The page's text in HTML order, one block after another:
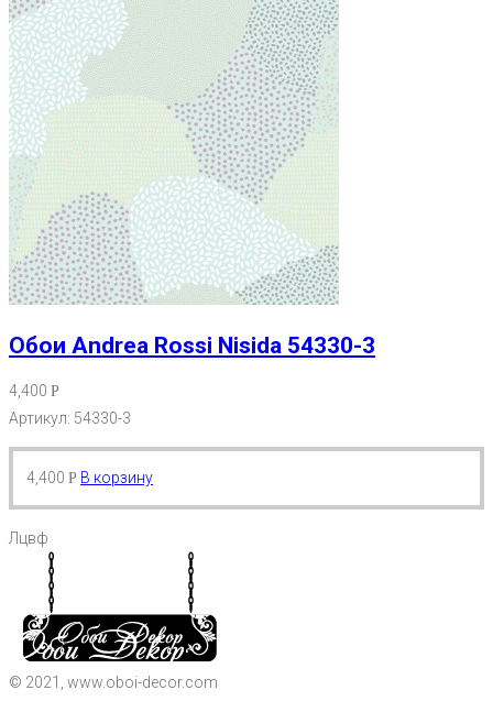
Обои Andrea Rossi Nisida 54330-3
4,400 Р
Артикул: 54330-3
4,400 Р В корзину
Лцвф
© 2021, www.oboi-decor.com